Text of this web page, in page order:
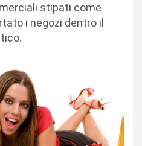
stipati come
i negozi dentro il